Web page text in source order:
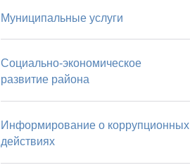
Муниципальные услуги
Социально-экономическое
развитие района
Информирование о коррупционных
действиях